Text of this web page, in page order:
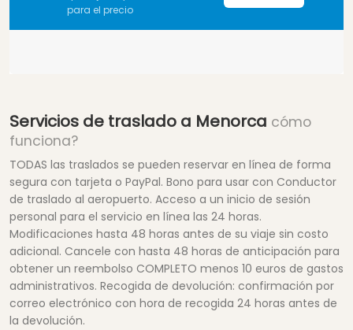
para el precio
Servicios de traslado a Menorca cómo
funciona?
TODAS las traslados se pueden reservar en línea de forma
segura con tarjeta o PayPal. Bono para usar con Conductor
de traslado al aeropuerto. Acceso a un inicio de sesión
personal para el servicio en línea las 24 horas.
Modificaciones hasta 48 horas antes de su viaje sin costo
adicional. Cancele con hasta 48 horas de anticipación para
obtener un reembolso COMPLETO menos 10 euros de gastos
administrativos. Recogida de devolución: confirmación por
correo electrónico con hora de recogida 24 horas antes de
la devolución.